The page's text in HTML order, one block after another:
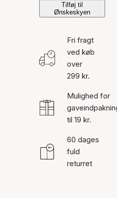
Tilføj til
Ønskeskyen
Fri fragt
ved køb
over
299 kr.
Mulighed for
til 19 kr.
60 dages
fuld
returret